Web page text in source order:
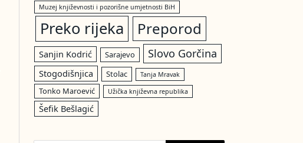
Muzej književnosti i pozorišne umjetnosti BiH
Preko rijeka Preporod
Sanjin Kodrić Sarajevo Slovo Gorčina
Stogodišnjica Stolac Tanja Mravak
Tonko Maroević Užička književna republika
Šefik Bešlagić